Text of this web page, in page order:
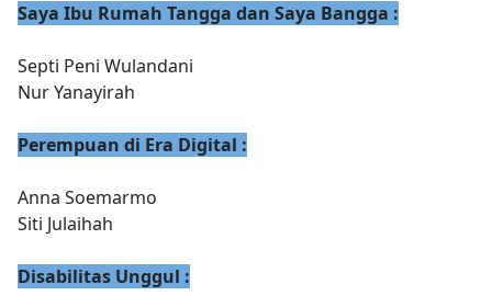
Saya Ibu Rumah Tangga dan Saya Bangga :
Septi Peni Wulandani
Nur Yanayirah
Perempuan di Era Digital :
Anna Soemarmo
Siti Julaihah
Disabilitas Unggul :